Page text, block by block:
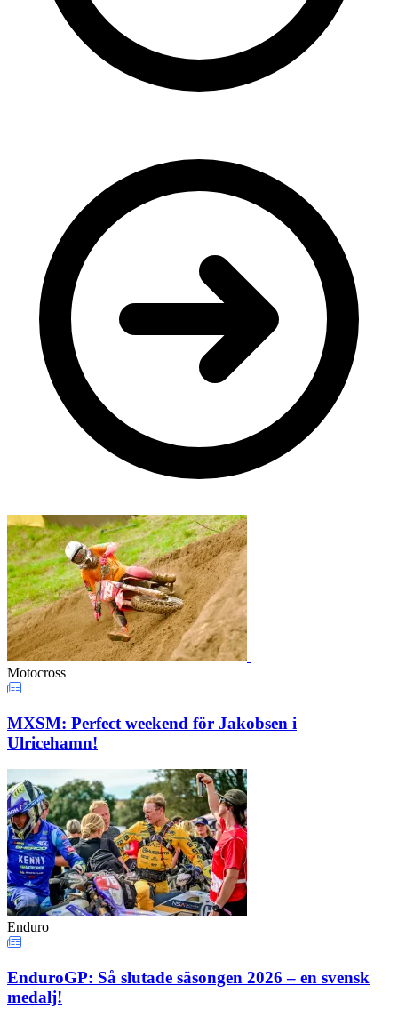
Motocross
MXSM: Perfect weekend för Jakobsen i
Ulricehamn!
Enduro
EnduroGP: Så slutade säsongen 2026 – en svensk
medalj!